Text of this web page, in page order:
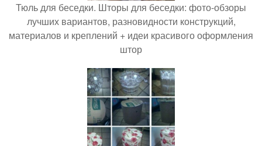
Тюль для беседки. Шторы для беседки: фото-обзоры
лучших вариантов, разновидности конструкций,
материалов и креплений + идеи красивого оформления
штор